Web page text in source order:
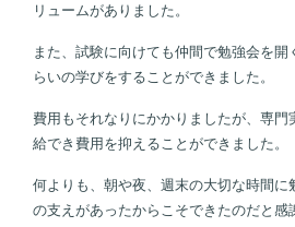
リュームがありました。
また、試験に向けても仲間で勉強会を開
らいの学びをすることができました。
費用もそれなりにかかりましたが、専門
給でき費用を抑えることができました。
何よりも、朝や夜、週末の大切な時間に
の支えがあったからこそできたのだと感